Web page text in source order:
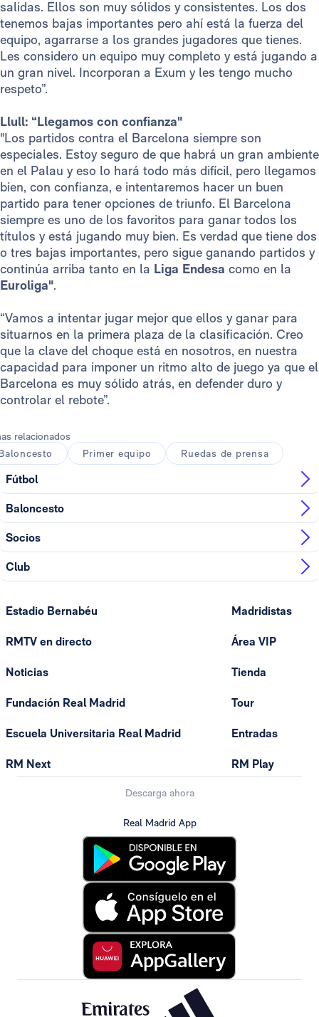
salidas. Ellos son muy sólidos y consistentes. Los dos
tenemos bajas importantes pero ahí está la fuerza del
equipo, agarrarse a los grandes jugadores que tienes.
Les considero un equipo muy completo y está jugando a
un gran nivel. Incorporan a Exum y les tengo mucho
respeto”.
Llull: “Llegamos con confianza"
"Los partidos contra el Barcelona siempre son
especiales. Estoy seguro de que habrá un gran ambiente
en el Palau y eso lo hará todo más difícil, pero llegamos
bien, con confianza, e intentaremos hacer un buen
partido para tener opciones de triunfo. El Barcelona
siempre es uno de los favoritos para ganar todos los
títulos y está jugando muy bien. Es verdad que tiene dos
o tres bajas importantes, pero sigue ganando partidos y
continúa arriba tanto en la Liga Endesa como en la
Euroliga".
“Vamos a intentar jugar mejor que ellos y ganar para
situarnos en la primera plaza de la clasificación. Creo
que la clave del choque está en nosotros, en nuestra
capacidad para imponer un ritmo alto de juego ya que el
Barcelona es muy sólido atrás, en defender duro y
controlar el rebote”.
relacionados
Primer equipo Ruedas de prensa
Fútbol
Baloncesto
Socios
Club
Estadio Bernabéu
RMTV en directo
Noticias
Fundación Real Madrid
Escuela Universitaria Real Madrid
RM Next
Madridistas
Área VIP
Tienda
Tour
Entradas
RM Play
Descarga ahora
Real Madrid App